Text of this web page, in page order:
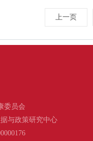
上一页
委员会
与政策研究中心